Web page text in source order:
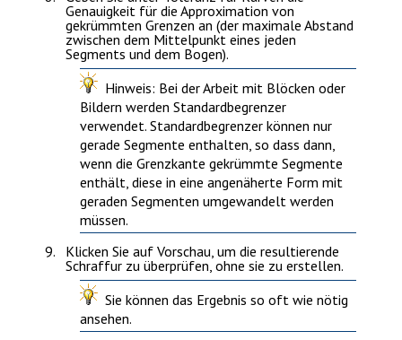
Genauigkeit für die Approximation von
gekrümmten Grenzen an (der maximale Abstand
zwischen dem Mittelpunkt eines jeden
Segments und dem Bogen).
Hinweis: Bei der Arbeit mit Blöcken oder
Bildern werden Standardbegrenzer
verwendet. Standardbegrenzer können nur
gerade Segmente enthalten, so dass dann,
wenn die Grenzkante gekrümmte Segmente
enthält, diese in eine angenäherte Form mit
geraden Segmenten umgewandelt werden
müssen.
Klicken Sie aufVorschau , um die resultierende
Schraffur zu überprüfen, ohne sie zu erstellen.
Sie können das Ergebnis so oft wie nötig
ansehen.